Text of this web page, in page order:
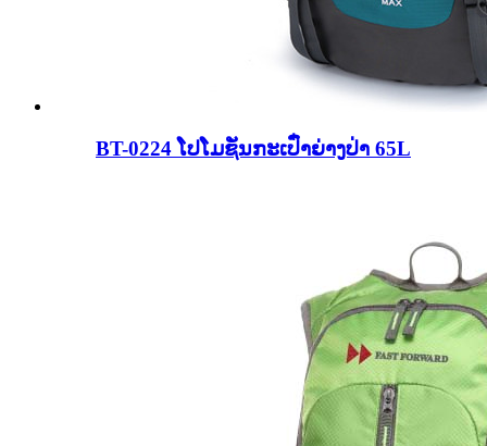
BT-0224 ໂປໂມຊັ່ນກະເປົ໋າຍ່າງປ່າ 65L